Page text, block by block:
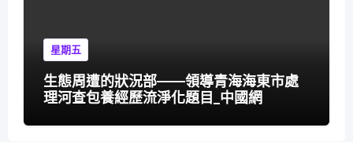
星期五
生態周遭的狀況部——領導青海海東市處
理河查包養經歷流淨化題目_中國網